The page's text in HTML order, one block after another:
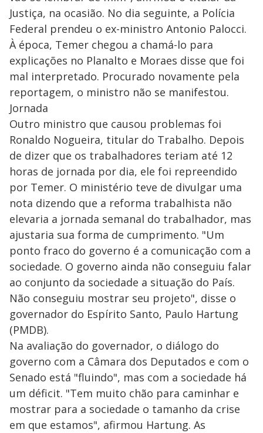
Justiça, na ocasião. No dia seguinte, a Polícia
Federal prendeu o ex-ministro Antonio Palocci.
À época, Temer chegou a chamá-lo para
explicações no Planalto e Moraes disse que foi
mal interpretado. Procurado novamente pela
reportagem, o ministro não se manifestou.
Jornada
Outro ministro que causou problemas foi
Ronaldo Nogueira, titular do Trabalho. Depois
de dizer que os trabalhadores teriam até 12
horas de jornada por dia, ele foi repreendido
por Temer. O ministério teve de divulgar uma
nota dizendo que a reforma trabalhista não
elevaria a jornada semanal do trabalhador, mas
ajustaria sua forma de cumprimento. "Um
ponto fraco do governo é a comunicação com a
sociedade. O governo ainda não conseguiu falar
ao conjunto da sociedade a situação do País.
Não conseguiu mostrar seu projeto", disse o
governador do Espírito Santo, Paulo Hartung
(PMDB).
Na avaliação do governador, o diálogo do
governo com a Câmara dos Deputados e com o
Senado está "fluindo", mas com a sociedade há
um déficit. "Tem muito chão para caminhar e
mostrar para a sociedade o tamanho da crise
em que estamos", afirmou Hartung. As